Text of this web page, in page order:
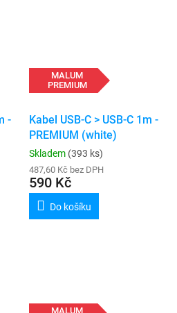
-
MALUM
PREMIUM
Kabel USB-C > USB-C 1m -
PREMIUM (white)
Skladem (393 ks)
487,60 Kč bez DPH
590 Kč
Do košíku
MALUM